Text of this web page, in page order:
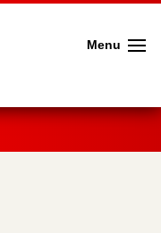
Menu